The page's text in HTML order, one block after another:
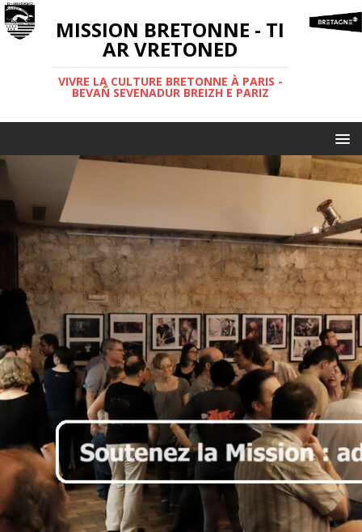
MISSION BRETONNE - TI
AR VRETONED
VIVRE LA CULTURE BRETONNE À PARIS -
BEVAÑ SEVENADUR BREIZH E PARIZ